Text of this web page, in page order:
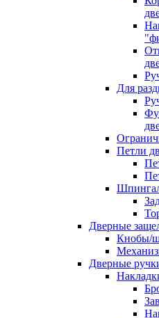
Для
Петли
Дверные
Кнобы/
Дверные